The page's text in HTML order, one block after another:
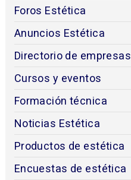
Foros Estética
Anuncios Estética
Directorio de empresas
Cursos y eventos
Formación técnica
Noticias Estética
Productos de estética
Encuestas de estética